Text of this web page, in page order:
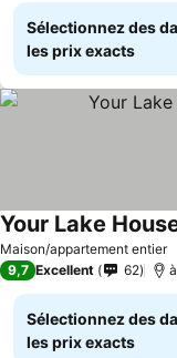
Sélectionnez des
les prix exacts
Maison/appartement entier
Your Lake
9,7 Excellent 62
Sélectionnez des
les prix exacts